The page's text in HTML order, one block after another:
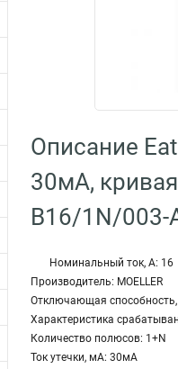
Описание
30мА,
B16/1N/003-
Номинальный ток, А: 16
Производитель: MOELLER
Отключающая
Характеристика
Количество полюсов: 1+N
Ток утечки, мА: 30мА